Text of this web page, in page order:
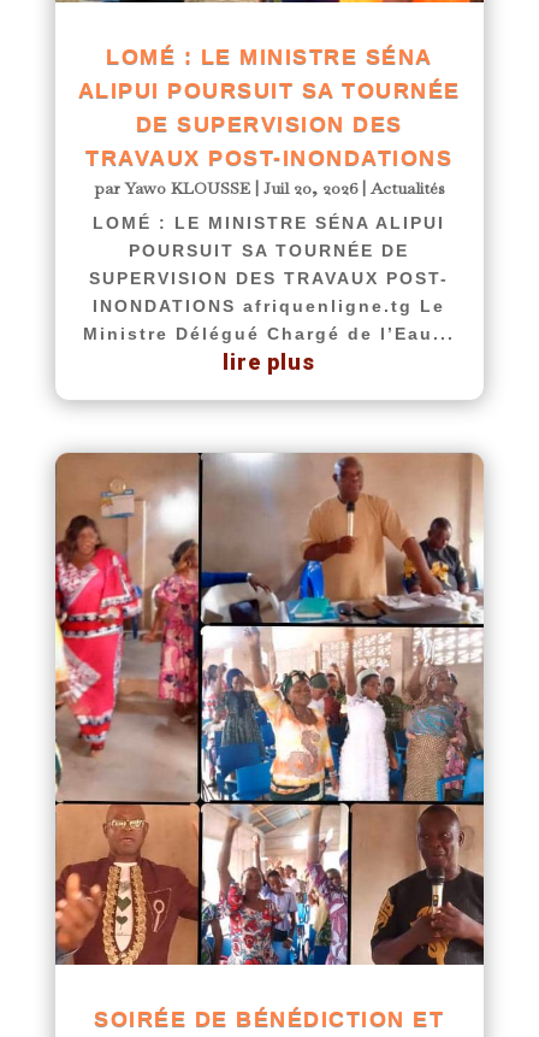
LOMÉ : LE MINISTRE SÉNA
ALIPUI POURSUIT SA TOURNÉE
DE SUPERVISION DES
TRAVAUX POST-INONDATIONS
parYawo KLOUSSE| Juil 20, 2026|Actualités
LOMÉ : LE MINISTRE SÉNA ALIPUI
POURSUIT SA TOURNÉE DE
SUPERVISION DES TRAVAUX POST-
INONDATIONS afriquenligne.tg Le
Ministre Délégué Chargé de l’Eau...
lire plus
SOIRÉE DE BÉNÉDICTION ET